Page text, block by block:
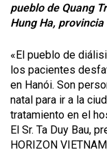
pueblo de Quang
Hung Ha,
«El pueblo de
los pacientes
en Hanói. Son
natal para ir a la
tratamiento en el
El Sr. Ta Duy Bau,
HORIZON